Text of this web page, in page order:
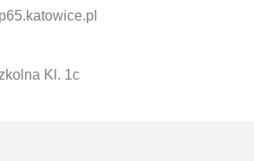
Kl. 1c